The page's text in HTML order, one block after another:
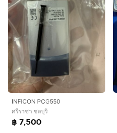
INFICON PCG550
ศรีราชา ชลบุรี
฿ 7,500